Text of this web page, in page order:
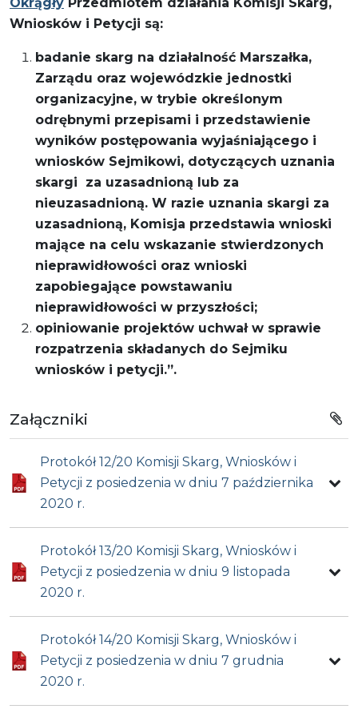
Wniosków i Petycji są:
badanie skarg na działalność Marszałka,
Zarządu oraz wojewódzkie jednostki
organizacyjne, w trybie określonym
odrębnymi przepisami i przedstawienie
wyników postępowania wyjaśniającego i
wniosków Sejmikowi, dotyczących uznania
skargi za uzasadnioną lub za
nieuzasadnioną. W razie uznania skargi za
uzasadnioną, Komisja przedstawia wnioski
mające na celu wskazanie stwierdzonych
nieprawidłowości oraz wnioski
zapobiegające powstawaniu
nieprawidłowości w przyszłości;
opiniowanie projektów uchwał w sprawie
rozpatrzenia składanych do Sejmiku
wniosków i petycji.”.
Załączniki
Protokół 12/20 Komisji Skarg, Wniosków i
Petycji z posiedzenia w dniu 7 października
2020 r.
Protokół 13/20 Komisji Skarg, Wniosków i
Petycji z posiedzenia w dniu 9 listopada
2020 r.
Protokół 14/20 Komisji Skarg, Wniosków i
Petycji z posiedzenia w dniu 7 grudnia
2020 r.